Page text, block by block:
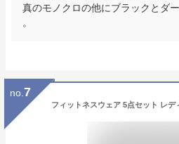
真のモノクロの他にブラックとダ
。
no. 7